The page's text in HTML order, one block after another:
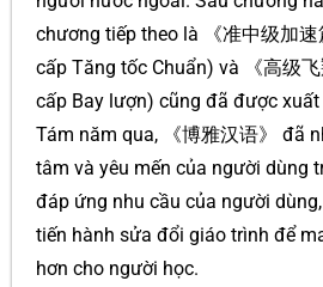
chương tiếp theo là 《准中级加
cấp Tăng tốc Chuẩn) và 《高级
cấp Bay lượn) cũng đã được xuất
Tám năm qua, 《博雅汉语》 đã
tâm và yêu mến của người dùng
đáp ứng nhu cầu của người
tiến hành sửa đổi giáo trình để
hơn cho người học.